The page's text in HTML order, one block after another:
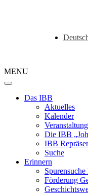
MENU
Das IBB
Aktuelles
Kalender
Die IBB
IBB
Suche
Erinnern
Förderung